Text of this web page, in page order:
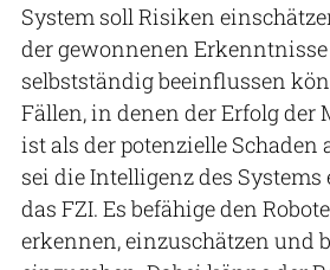
System soll Risiken
der gewonnenen
selbstständig beeinflussen
Fällen, in denen der Erfolg
ist als der potenzielle Schaden
sei die Intelligenz des Systems
das FZI. Es befähige den
erkennen, einzuschätzen und